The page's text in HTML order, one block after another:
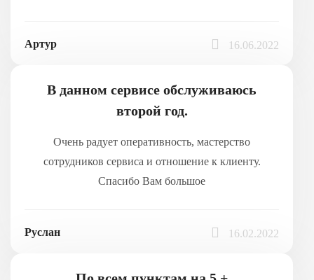
Артур 16.06.2022
В данном сервисе обслуживаюсь
второй год.
Очень радует оперативность, мастерство
сотрудников сервиса и отношение к клиенту.
Спасибо Вам большое
Руслан 16.02.2022